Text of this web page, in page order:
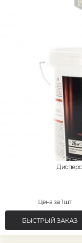
Цена за 1 шт
БЫСТРЫЙ ЗАКАЗ